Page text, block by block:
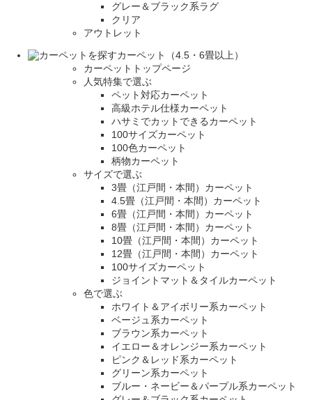
グレー＆ブラック系ラグ
クリア
アウトレット
カーペット（4.5・6畳以上）
カーペットトップページ
人気特集で選ぶ
ペット対応カーペット
高級ホテル仕様カーペット
ハサミでカットできるカーペット
100サイズカーペット
100色カーペット
柄物カーペット
サイズで選ぶ
3畳（江戸間・本間）カーペット
4.5畳（江戸間・本間）カーペット
6畳（江戸間・本間）カーペット
8畳（江戸間・本間）カーペット
10畳（江戸間・本間）カーペット
12畳（江戸間・本間）カーペット
100サイズカーペット
ジョイントマット＆タイルカーペット
色で選ぶ
ホワイト＆アイボリー系カーペット
ベージュ系カーペット
ブラウン系カーペット
イエロー＆オレンジー系カーペット
ピンク＆レッド系カーペット
グリーン系カーペット
ブルー・ネービー＆パープル系カーペット